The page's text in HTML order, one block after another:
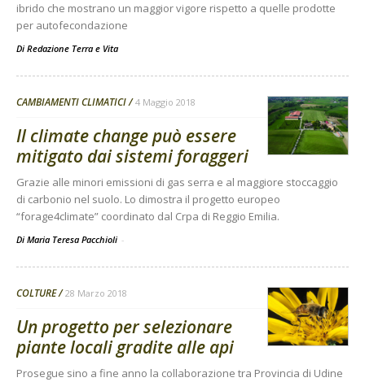
ibrido che mostrano un maggior vigore rispetto a quelle prodotte
per autofecondazione
Di Redazione Terra e Vita
CAMBIAMENTI CLIMATICI 4 Maggio 2018
Il climate change può essere
mitigato dai sistemi foraggeri
Grazie alle minori emissioni di gas serra e al maggiore stoccaggio
di carbonio nel suolo. Lo dimostra il progetto europeo
“forage4climate” coordinato dal Crpa di Reggio Emilia.
Di Maria Teresa Pacchioli -
COLTURE 28 Marzo 2018
Un progetto per selezionare
piante locali gradite alle api
Prosegue sino a fine anno la collaborazione tra Provincia di Udine